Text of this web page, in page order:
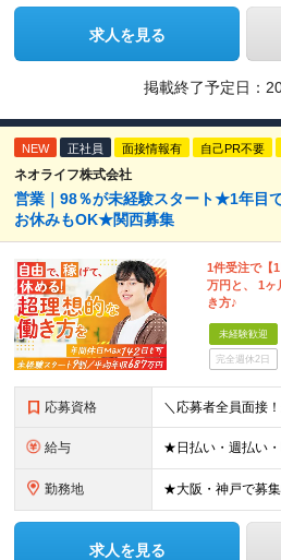
求人を見る
掲載終了予定日：
NEW 正社員 面接情報有 自己PR不要
ネオライフ株式会社
営業｜98％が未経験スタート★1年目
お休みもOK★関西募集
1件受注で【
万円と、 1ヶ
き方♪
未経験歓迎
完全週休2日
応募資格
給与
勤務地
求人を見る